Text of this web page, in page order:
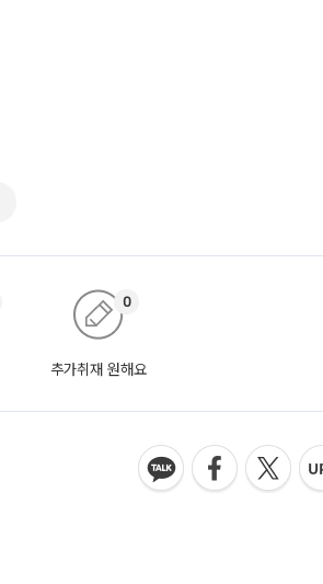
추가취재 원해요
0